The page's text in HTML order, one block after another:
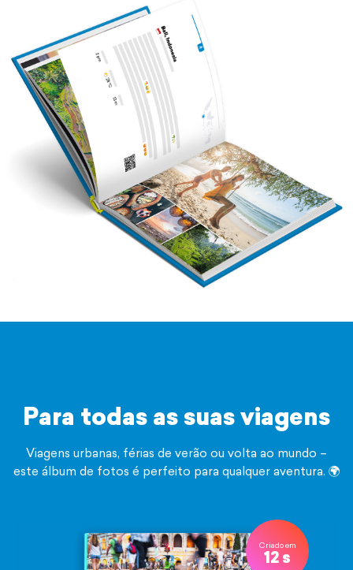
Para todas as suas viagens
Viagens urbanas, férias de verão ou volta ao mundo –
este álbum de fotos é perfeito para qualquer aventura. 🌍
Criado em
12 s